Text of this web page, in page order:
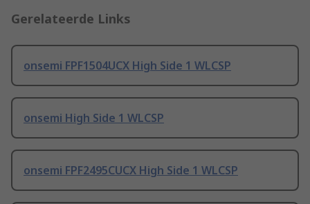
Gerelateerde Links
onsemi FPF1504UCX High Side 1 WLCSP
onsemi High Side 1 WLCSP
onsemi FPF2495CUCX High Side 1 WLCSP